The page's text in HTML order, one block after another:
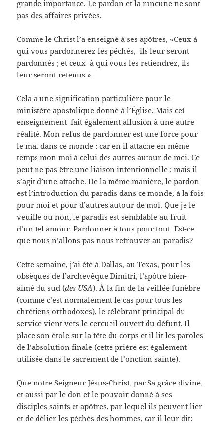
grande importance. Le pardon et la rancune ne sont
pas des affaires privées.
Comme le Christ l’a enseigné à ses apôtres, «Ceux à
qui vous pardonnerez les péchés, ils leur seront
pardonnés ; et ceux à qui vous les retiendrez, ils
leur seront retenus ».
Cela a une signification particulière pour le
ministère apostolique donné à l’Église. Mais cet
enseignement fait également allusion à une autre
réalité. Mon refus de pardonner est une force pour
le mal dans ce monde : car en il attache en même
temps mon moi à celui des autres autour de moi. Ce
peut ne pas être une liaison intentionnelle ; mais il
s’agit d’une attache. De la même manière, le pardon
est l’introduction du paradis dans ce monde, à la fois
pour moi et pour d’autres autour de moi. Que je le
veuille ou non, le paradis est semblable au fruit
d’un tel amour. Pardonner à tous pour tout. Est-ce
que nous n’allons pas nous retrouver au paradis?
Cette semaine, j’ai été à Dallas, au Texas, pour les
obsèques de l’archevêque Dimitri, l’apôtre bien-
aimé du sud (des USA). À la fin de la veillée funèbre
(comme c’est normalement le cas pour tous les
chrétiens orthodoxes), le célébrant principal du
service vient vers le cercueil ouvert du défunt. Il
place son étole sur la tête du corps et il lit les paroles
de l’absolution finale (cette prière est également
utilisée dans le sacrement de l’onction sainte).
Que notre Seigneur Jésus-Christ, par Sa grâce divine,
et aussi par le don et le pouvoir donné à ses
disciples saints et apôtres, par lequel ils peuvent lier
et de délier les péchés des hommes, car il leur dit: